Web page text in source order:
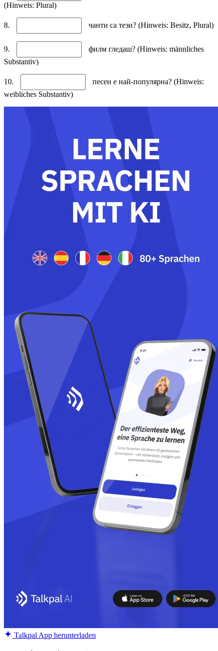
(Hinweis: Plural)
8. чанти са тези? (Hinweis: Besitz, Plural)
9.
филм гледаш? (Hinweis: männliches
Substantiv)
10.
песен е най-популярна? (Hinweis:
weibliches Substantiv)
Talkpal App herunterladen